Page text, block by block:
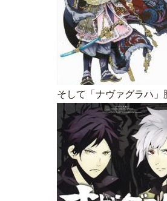
そして「ナヴァグラハ」